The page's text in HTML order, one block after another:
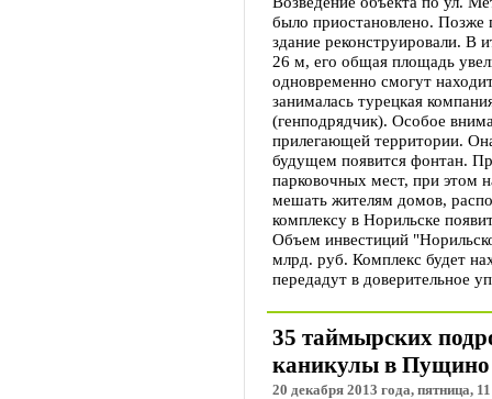
было приостановлено. Позже
здание реконструировали. В
26 м, его общая площадь
одновременно смогут
занималась турецкая
(генподрядчик). Особое
прилегающей территории.
будущем появится фонтан.
парковочных мест, при этом
мешать жителям домов,
комплексу в Норильске
Объем инвестиций
млрд. руб. Комплекс будет
передадут в доверительное
35 таймырских
каникулы в
20 декабря 2013 года, пятница,